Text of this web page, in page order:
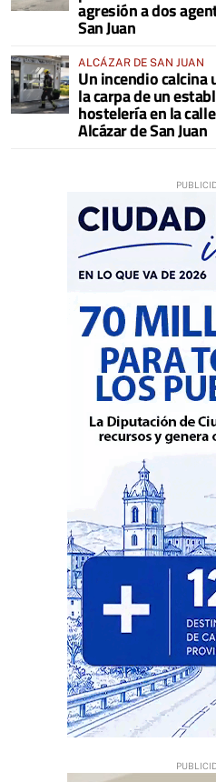
agresión a dos
San Juan
ALCÁZAR DE SAN JUAN
Un incendio calcina
la carpa de un
hostelería en la
Alcázar de San Juan